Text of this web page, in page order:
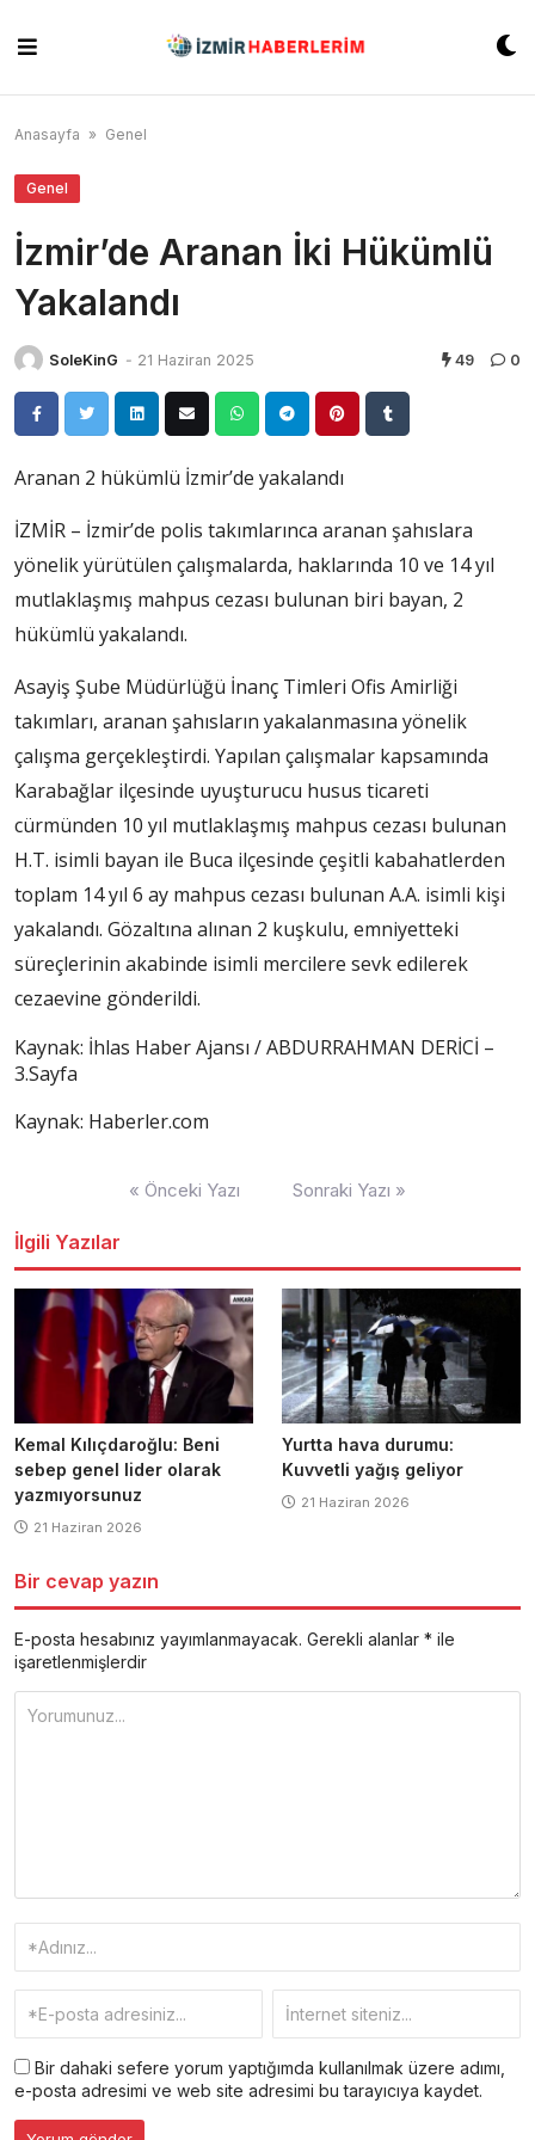
content
Anasayfa » Genel
Genel
İzmir’de Aranan İki Hükümlü
Yakalandı
SoleKinG - 21 Haziran 2025 49 0
Aranan 2 hükümlü İzmir’de yakalandı
İZMİR – İzmir’de polis takımlarınca aranan şahıslara
yönelik yürütülen çalışmalarda, haklarında 10 ve 14 yıl
mutlaklaşmış mahpus cezası bulunan biri bayan, 2
hükümlü yakalandı.
Asayiş Şube Müdürlüğü İnanç Timleri Ofis Amirliği
takımları, aranan şahısların yakalanmasına yönelik
çalışma gerçekleştirdi. Yapılan çalışmalar kapsamında
Karabağlar ilçesinde uyuşturucu husus ticareti
cürmünden 10 yıl mutlaklaşmış mahpus cezası bulunan
H.T. isimli bayan ile Buca ilçesinde çeşitli kabahatlerden
toplam 14 yıl 6 ay mahpus cezası bulunan A.A. isimli kişi
yakalandı. Gözaltına alınan 2 kuşkulu, emniyetteki
süreçlerinin akabinde isimli mercilere sevk edilerek
cezaevine gönderildi.
Kaynak: İhlas Haber Ajansı / ABDURRAHMAN DERİCİ –
3.Sayfa
Kaynak: Haberler.com
« Önceki Yazı Sonraki Yazı »
İlgili Yazılar
Kemal Kılıçdaroğlu: Beni
sebep genel lider olarak
yazmıyorsunuz
21 Haziran 2026
Yurtta hava durumu:
Kuvvetli yağış geliyor
21 Haziran 2026
Bir cevap yazın
E-posta hesabınız yayımlanmayacak. Gerekli alanlar * ile
işaretlenmişlerdir
Bir dahaki sefere yorum yaptığımda kullanılmak üzere adımı,
e-posta adresimi ve web site adresimi bu tarayıcıya kaydet.